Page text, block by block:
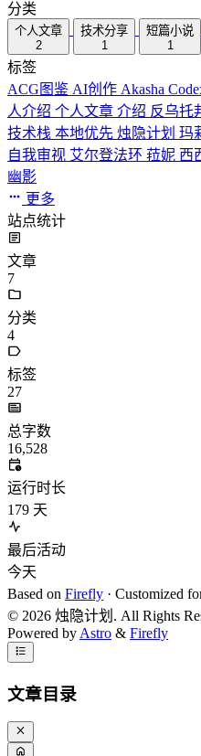
分类
个人文章
2
技术分享
1
短篇小说
1
标签
ACG图鉴 AI创作 Akasha
人介绍 个人文章 介绍 反乌托
技术栈 本地优先 烛隐计划 玛
自我审视 艾尔登法环 菈妮 西
幽影
更多
站点统计
文章
7
分类
4
标签
27
总字数
16,528
运行时长
179 天
最后活动
今天
Based on Firefly · Customized
© 2026 烛隐计划. All Rights
Powered byAstro & Firefly
文章目录